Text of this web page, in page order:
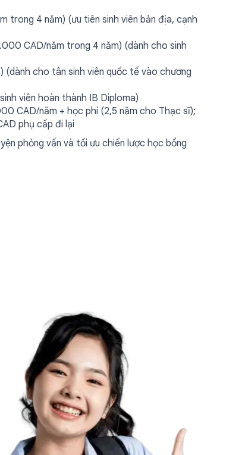
trong 4 năm) (ưu tiên sinh viên bản địa, cạnh
CAD/năm trong 4 năm) (dành cho sinh
(dành cho tân sinh viên quốc tế vào chương
viên hoàn thành IB Diploma)
CAD/năm + học phí (2,5 năm cho Thạc sĩ);
phụ cấp đi lại
phỏng vấn và tối ưu chiến lược học bổng